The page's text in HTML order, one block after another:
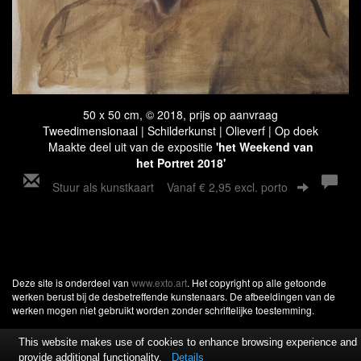
50 x 50 cm, © 2018, prijs op aanvraag
Tweedimensionaal | Schilderkunst | Olieverf | Op doek
Maakte deel uit van de expositie 'het Weekend van
het Portret 2018'
Stuur als kunstkaart Vanaf € 2,95 excl. porto
Deze site is onderdeel van www.exto.art. Het copyright op alle getoonde
werken berust bij de desbetreffende kunstenaars. De afbeeldingen van de
werken mogen niet gebruikt worden zonder schriftelijke toestemming.
This website makes use of cookies to enhance browsing experience and
provide additional functionality.
Details